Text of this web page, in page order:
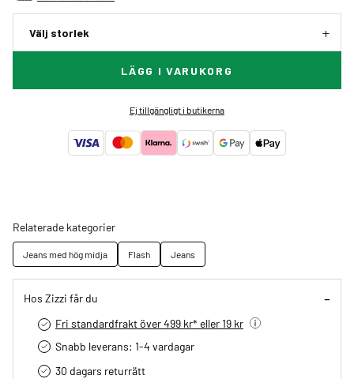
Välj storlek
LÄGG I VARUKORG
Ej tillgängligt i butikerna
Relaterade kategorier
Jeans med hög midja Flash Jeans
Hos Zizzi får du
Fri standardfrakt över 499 kr* eller 19 kr
Snabb leverans: 1-4 vardagar
30 dagars returrätt­